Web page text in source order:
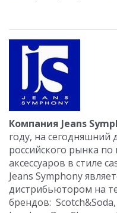
Компания Jeans
году, на сегодняшний
российского рынка
аксессуаров в стиле
Jeans Symphony
дистрибьютором на
брендов: